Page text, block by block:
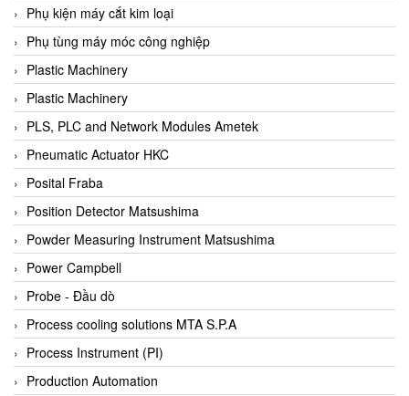
Bentone Vietnam
Bernstein Vietnam
Berthold
Bestech
Bestech
BETA
Bifold
Bihl+wiedemann
Bihl+wiedemann
Bilz
Binder Connector
Biotech
BirdX Vietnam
BK Vibro
Phụ kiện máy cắt kim loại
Phụ tùng máy móc công nghiệp
Plastic Machinery
Plastic Machinery
PLS, PLC and Network Modules Ametek
Pneumatic Actuator HKC
Posital Fraba
Position Detector Matsushima
Powder Measuring Instrument Matsushima
Power Campbell
Probe - Đầu dò
Process cooling solutions MTA S.P.A
Process Instrument (PI)
Production Automation